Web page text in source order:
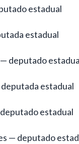
estadual
estadual
deputado
estadual
estadual
— deputado